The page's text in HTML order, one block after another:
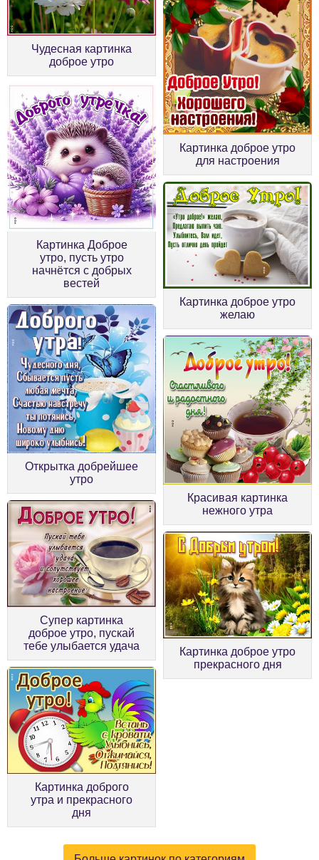
Чудесная картинка
доброе утро
Картинка Доброе
утро, пусть утро
начнётся с добрых
вестей
Картинка доброе утро
для настроения
Открытка добрейшее
утро
Картинка доброе утро
желаю
Супер картинка
доброе утро, пускай
тебе улыбается удача
Красивая картинка
нежного утра
Картинка доброго
утра и прекрасного
дня
Картинка доброе утро
прекрасного дня